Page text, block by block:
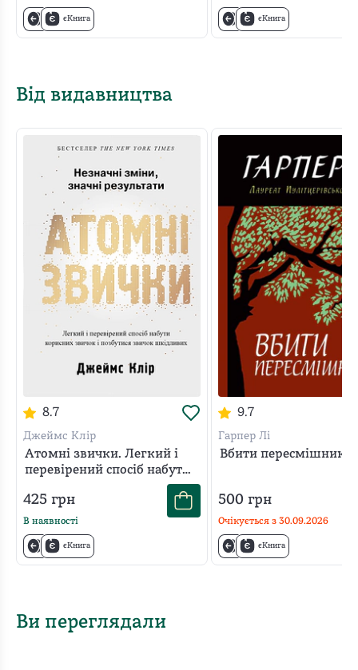
єКнига єКнига
Від видавництва
8.7
Джеймс Клір
Атомні звички. Легкий і
перевірений спосіб набути
позбутися звичок
шкідливих
425 грн
В наявності
єКнига
9.7
Гарпер Лі
Вбити пересмішника
500грн
Очікується з 30.09.2026
єКнига
Ви переглядали